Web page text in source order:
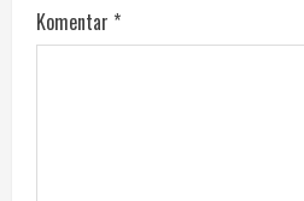
Komentar *